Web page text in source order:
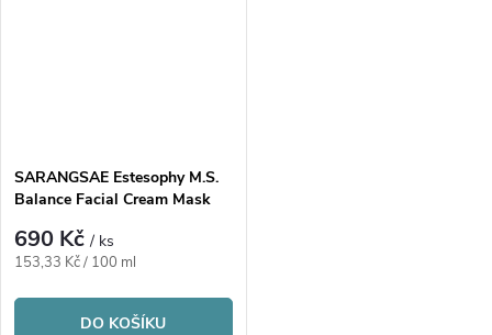
SARANGSAE Estesophy M.S.
Balance Facial Cream Mask
690 Kč/ ks
Měrná
153,33 Kč / 100 ml
DO KOŠÍKU